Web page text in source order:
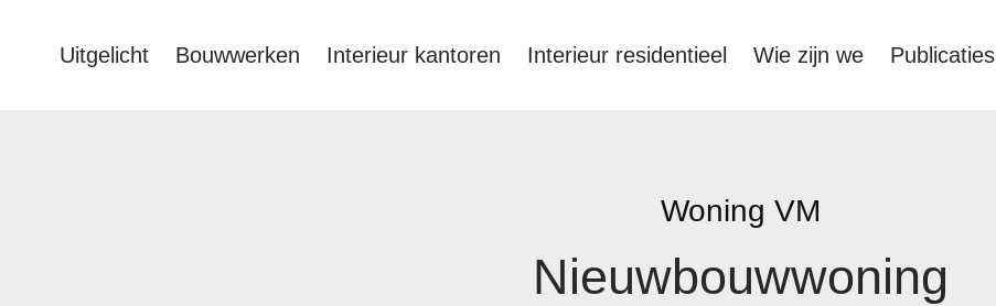
Uitgelicht Bouwwerken Interieur kantoren Interieur residentieel Wie zijn we Publicaties
Woning VM
Nieuwbouwwoning